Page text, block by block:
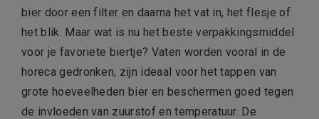
bier door een filter en daarna het vat in, het flesje of
het blik. Maar wat is nu het beste verpakkingsmiddel
voor je favoriete biertje? Vaten worden vooral in de
horeca gedronken, zijn ideaal voor het tappen van
grote hoeveelheden bier en beschermen goed tegen
de invloeden van zuurstof en temperatuur. De